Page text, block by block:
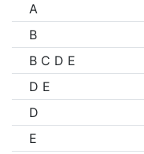
A
B
B C D E
D E
D
E